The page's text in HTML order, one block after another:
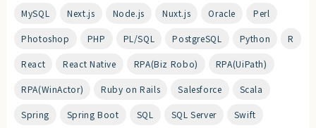
MySQL Next.js Node.js Nuxt.js Oracle Perl
Photoshop PHP PL/SQL PostgreSQL Python R
React React Native RPA(Biz Robo) RPA(UiPath)
RPA(WinActor) Ruby on Rails Salesforce Scala
Spring Spring Boot SQL SQL Server Swift